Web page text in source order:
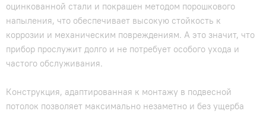
оцинкованной стали и покрашен методом порошкового
напыления, что обеспечивает высокую стойкость к
коррозии и механическим повреждениям. А это значит, что
прибор прослужит долго и не потребует особого ухода и
частого обслуживания.
Конструкция, адаптированная к монтажу в подвесной
потолок позволяет максимально незаметно и без ущерба